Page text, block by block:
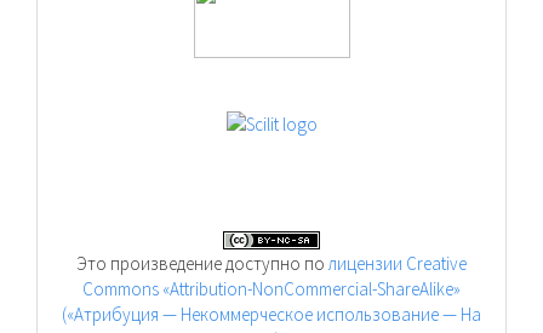
Это произведение доступно полицензии Creative
Commons «Attribution-NonCommercial-ShareAlike»
(«Атрибуция — Некоммерческое использование — На